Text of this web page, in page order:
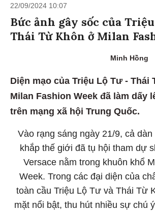
22/09/2024 10:07
Bức ảnh gây sốc của
Thái Từ Khôn ở Milan
Minh Hồng
Diện mạo của Triệu Lộ Tư - Thái
Milan Fashion Week đã làm dấy
trên mạng xã hội Trung Quốc.
Vào rạng sáng ngày 21/9, cả
khắp thế giới đã tụ hội tham dự
Versace nằm trong khuôn khổ
Week. Trong các đại diện của
toàn cầu Triệu Lộ Tư và Thái Từ
mặt nổi bật, thu hút nhiều sự chú